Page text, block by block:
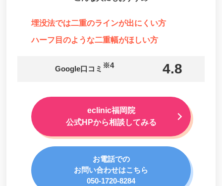
埋没法では二重のラインが出にくい方
ハーフ目のような二重幅がほしい方
Google口コミ ※4 4.8
eclinic福岡院
公式HPから相談してみる
お電話での
お問い合わせはこちら
050-1720-8284